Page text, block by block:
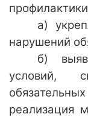
а)
нарушений
б)
условий,
реализация